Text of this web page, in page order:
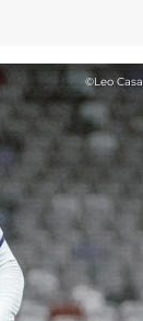
©Leo Casa